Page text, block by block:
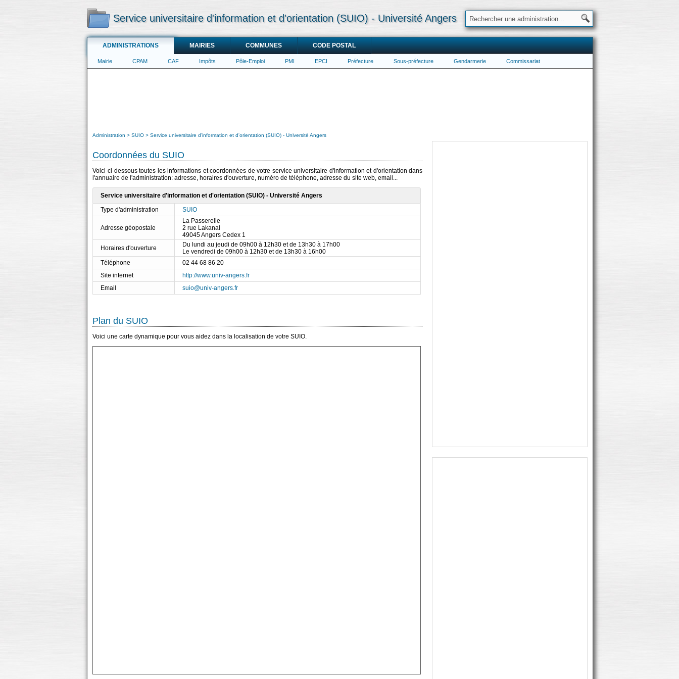
Service universitaire d'information et d'orientation (SUIO) - Université Angers
ADMINISTRATIONS MAIRIES COMMUNES CODE POSTAL
Mairie CPAM CAF Impôts Pôle-Emploi PMI EPCI Préfecture Sous-préfecture Gendarmerie Commissariat
Administration SUIO Service universitaire d'information et d'orientation (SUIO) - Université Angers
Coordonnées du SUIO
Voici ci-dessous toutes les informations et coordonnées de votre service universitaire d'information et d'orientation dans
l'annuaire de l'administration: adresse, horaires d'ouverture, numéro de téléphone, adresse du site web, email...
Service universitaire d'information et d'orientation (SUIO) - Université Angers
Type d'administration
SUIO
Adresse géopostale
La Passerelle
2 rue Lakanal
49045 Angers Cedex 1
Horaires d'ouverture
Du lundi au jeudi de 09h00 à 12h30 et de 13h30 à 17h00
Le vendredi de 09h00 à 12h30 et de 13h30 à 16h00
Téléphone
02 44 68 86 20
Site internet
http://www.univ-angers.fr
Email
suio@univ-angers.fr
Plan du SUIO
Voici une carte dynamique pour vous aidez dans la localisation de votre SUIO.